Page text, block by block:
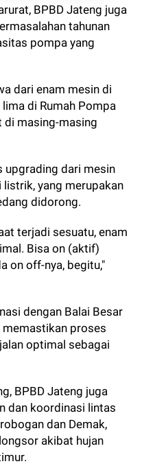
BPBD Jateng juga
tahunan
pompa yang
dari enam mesin di
di Rumah Pompa
di masing-masing
upgrading dari mesin
yang merupakan
didorong.
terjadi sesuatu, enam
Bisa on (aktif)
on off-nya, begitu,"
dengan Balai Besar
memastikan proses
optimal sebagai
BPBD Jateng juga
dan koordinasi lintas
dan Demak,
akibat hujan